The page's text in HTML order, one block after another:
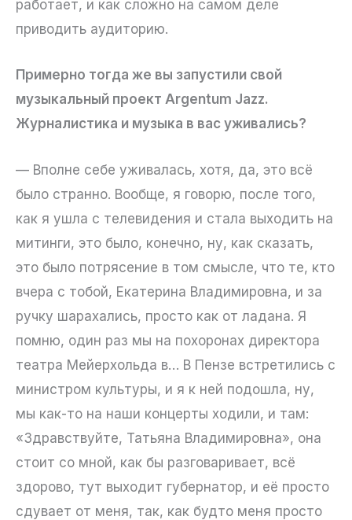
работает, и как сложно на самом деле
приводить аудиторию.
Примерно тогда же вы запустили свой
музыкальный проект Argentum Jazz.
Журналистика и музыка в вас уживались?
— Вполне себе уживалась, хотя, да, это всё
было странно. Вообще, я говорю, после того,
как я ушла с телевидения и стала выходить на
митинги, это было, конечно, ну, как сказать,
это было потрясение в том смысле, что те, кто
вчера с тобой, Екатерина Владимировна, и за
ручку шарахались, просто как от ладана. Я
помню, один раз мы на похоронах директора
театра Мейерхольда в… В Пензе встретились с
министром культуры, и я к ней подошла, ну,
мы как-то на наши концерты ходили, и там:
«Здравствуйте, Татьяна Владимировна», она
стоит со мной, как бы разговаривает, всё
здорово, тут выходит губернатор, и её просто
сдувает от меня, так, как будто меня просто